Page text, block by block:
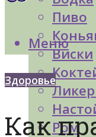
Пиво
Виски
Ром
Меню
Здоровье
Как